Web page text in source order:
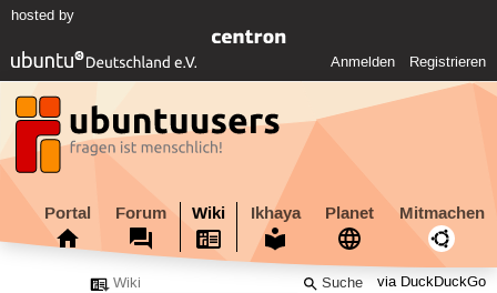
hosted by
Anmelden Registrieren
Portal Forum Wiki Ikhaya Planet Mitmachen
via DuckDuckGo